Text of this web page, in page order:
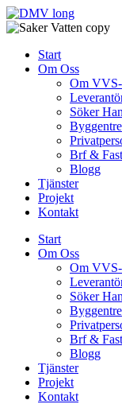
Skip
to
Start
Om Oss
Om
Söker
Brf &
Blogg
Tjänster
Projekt
Kontakt
Start
Om Oss
Om
Söker
Brf &
Blogg
Tjänster
Projekt
Kontakt